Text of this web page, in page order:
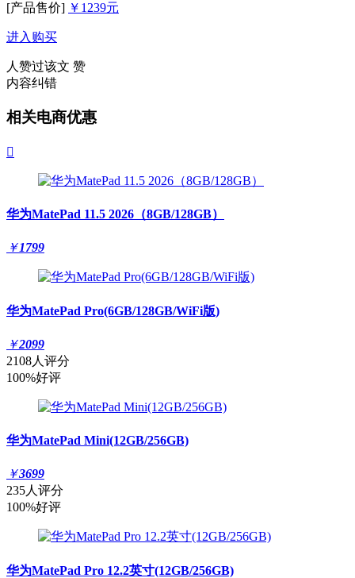
[产品售价] ￥1239元
进入购买
人赞过该文 赞
内容纠错
相关电商优惠

华为MatePad 11.5 2026（8GB/128GB）
￥1799
华为MatePad Pro(6GB/128GB/WiFi版)
￥2099
2108人评分
100%好评
华为MatePad Mini(12GB/256GB)
￥3699
235人评分
100%好评
华为MatePad Pro 12.2英寸(12GB/256GB)